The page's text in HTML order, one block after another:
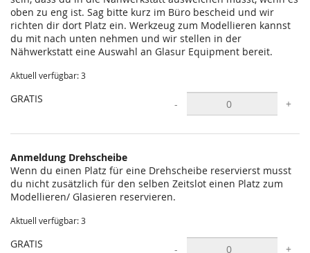
oben zu eng ist. Sag bitte kurz im Büro bescheid und wir
richten dir dort Platz ein. Werkzeug zum Modellieren kannst
du mit nach unten nehmen und wir stellen in der
Nähwerkstatt eine Auswahl an Glasur Equipment bereit.
Aktuell verfügbar: 3
GRATIS - +
Anmeldung Drehscheibe
Wenn du einen Platz für eine Drehscheibe reservierst musst
du nicht zusätzlich für den selben Zeitslot einen Platz zum
Modellieren/ Glasieren reservieren.
Aktuell verfügbar: 3
GRATIS - +